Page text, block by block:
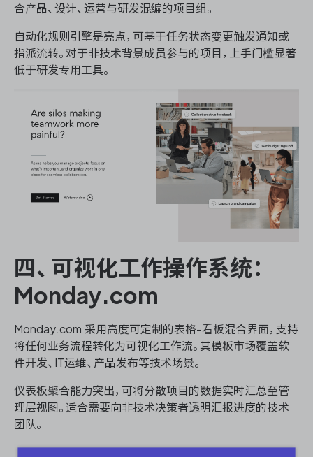
合产品、设计、运营与研发混编的项目组。
自动化规则引擎是亮点，可基于任务状态变更触发通知或
指派流转。对于非技术背景成员参与的项目，上手门槛显著
低于研发专用工具。
四、可视化工作操作系统：
Monday.com
Monday.com 采用高度可定制的表格-看板混合界面，支持
将任何业务流程转化为可视化工作流。其模板市场覆盖软
件开发、IT运维、产品发布等技术场景。
仪表板聚合能力突出，可将分散项目的数据实时汇总至管
理层视图。适合需要向非技术决策者透明汇报进度的技术
团队。